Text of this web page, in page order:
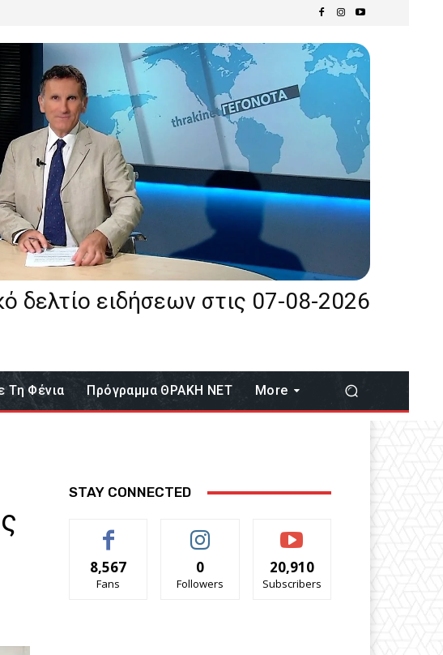
δελτίο ειδήσεων στις 07-08-2026
Τη Φένια Πρόγραμμα ΘΡΑΚΗ ΝΕΤ More
STAY CONNECTED
8,567
Fans
0
Followers
20,910
Subscribers